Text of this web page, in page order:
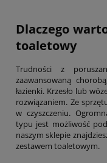
Dlaczego
toaletowy
Trudności z
zaawansowaną
łazienki. Krzesło lub
rozwiązaniem. Ze
w czyszczeniu.
typu jest możliwość
naszym sklepie
zestawem toaletowym.